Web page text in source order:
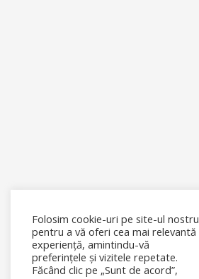
Folosim cookie-uri pe site-ul nostru
pentru a vă oferi cea mai relevantă
experiență, amintindu-vă
preferințele și vizitele repetate.
Făcând clic pe „Sunt de acord”,